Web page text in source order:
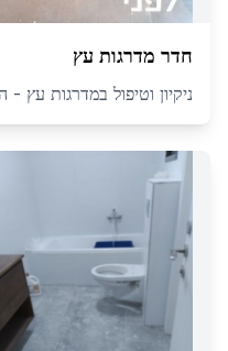
חדר מדרגות עץ
ניקיון וטיפול במדרגות עץ